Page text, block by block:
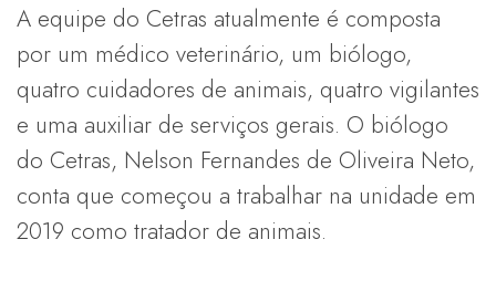
A equipe do Cetras atualmente é composta
por um médico veterinário, um biólogo,
quatro cuidadores de animais, quatro vigilantes
e uma auxiliar de serviços gerais. O biólogo
do Cetras, Nelson Fernandes de Oliveira Neto,
conta que começou a trabalhar na unidade em
2019 como tratador de animais.